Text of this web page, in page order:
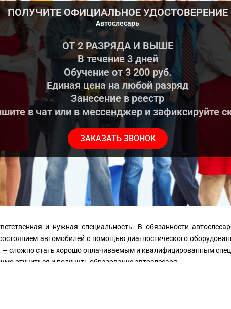
ПОЛУЧИТЕ ОФИЦИАЛЬНОЕ УДОСТОВЕРЕНИЕ
Автослесарь
ОТ 2 РАЗРЯДА И ВЫШЕ
В течение 3 дней
Обучение от 3 200 руб.
Единая цена на любой разряд
Занесение в реестр
в чат или в мессенджер и зафиксируйте
ЗАКАЗАТЬ ЗВОНОК
и нужная специальность. В обязанности
автомобилей с помощью диагностического
— сложно стать хорошо оплачиваемым и квалифицированным
отучиться и получить образование автослесаря.
автослесарь (2,3,4,5,6 разряд).